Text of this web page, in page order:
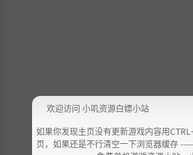
们将会踏入你的地牢，不断触发你
欢迎访问 小叽资源白嫖小站
如果你发现主页没有更新游戏内容用
页，如果还是不行清空一下浏览器缓存